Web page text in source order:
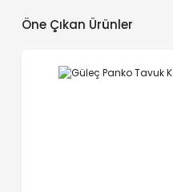
Öne Çıkan Ürünler